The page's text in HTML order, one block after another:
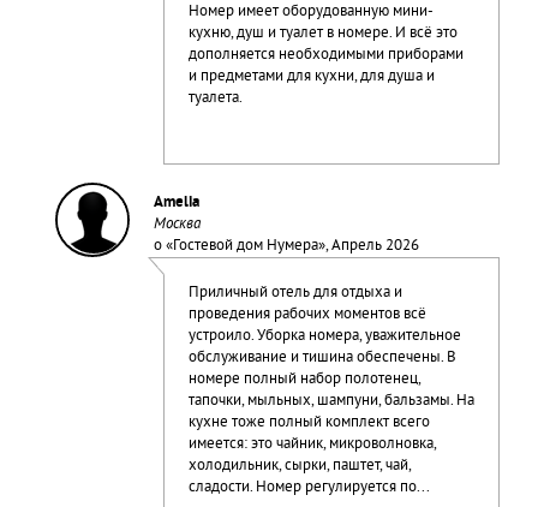
Номер имеет оборудованную мини-
кухню, душ и туалет в номере. И всё это
дополняется необходимыми приборами
и предметами для кухни, для душа и
туалета.
Amelia
Москва
о «Гостевой дом Нумера», Апрель 2026
Приличный отель для отдыха и
проведения рабочих моментов всё
устроило. Уборка номера, уважительное
обслуживание и тишина обеспечены. В
номере полный набор полотенец,
тапочки, мыльных, шампуни, бальзамы. На
кухне тоже полный комплект всего
имеется: это чайник, микроволновка,
холодильник, сырки, паштет, чай,
сладости. Номер регулируется по...